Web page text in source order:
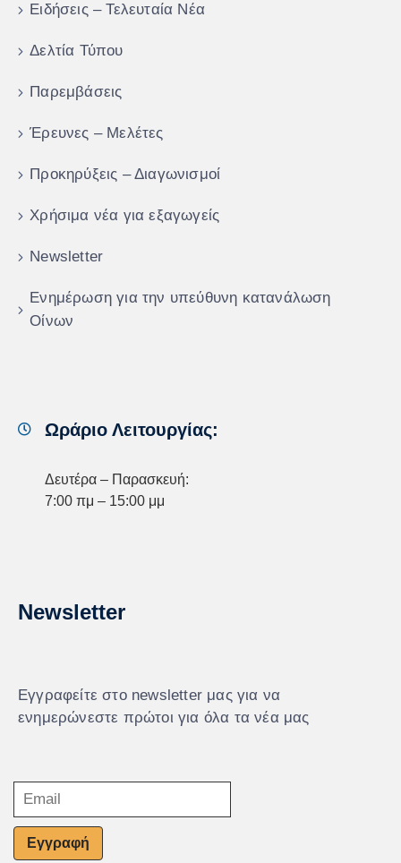
Ειδήσεις – Τελευταία Νέα
Δελτία Τύπου
Παρεμβάσεις
Έρευνες – Μελέτες
Προκηρύξεις – Διαγωνισμοί
Χρήσιμα νέα για εξαγωγείς
Newsletter
Ενημέρωση για την υπεύθυνη κατανάλωση
Οίνων
Ωράριο Λειτουργίας:
Δευτέρα – Παρασκευή:
7:00 πμ – 15:00 μμ
Newsletter
Εγγραφείτε στο newsletter μας για να
ενημερώνεστε πρώτοι για όλα τα νέα μας
Εγγραφή